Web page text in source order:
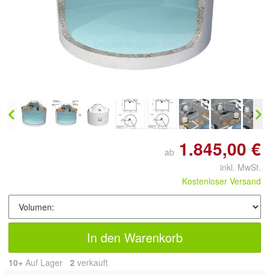
vergrößern
ab 1.845,00 €
inkl. MwSt.
Kostenloser Versand
In den Warenkorb
10+ Auf Lager 2 verkauft